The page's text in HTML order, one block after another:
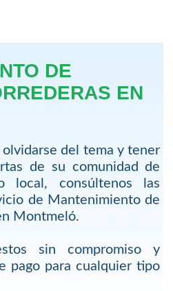
DE
EN
del tema y tener
de su comunidad de
local, consúltenos las
de Mantenimiento de
Montmeló.
sin compromiso y
pago para cualquier tipo